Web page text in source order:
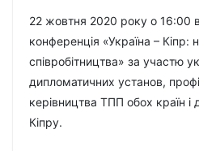
22 жовтня 2020 року о 16:00
конференція «Україна – Кіпр:
співробітництва» за участю
дипломатичних установ,
керівництва ТПП обох країн і
Кіпру.